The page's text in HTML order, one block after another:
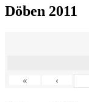
Döben 2011
« ‹